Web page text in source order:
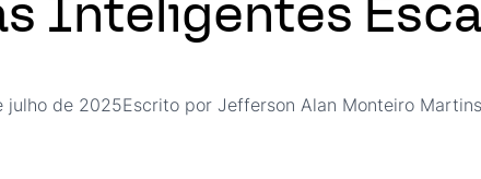
Inteligentes
julho de 2025Escrito por Jefferson Alan Monteiro Martins